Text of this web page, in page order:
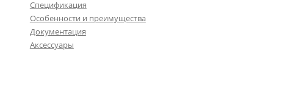
Спецификация
Особенности и преимущества
Документация
Аксессуары